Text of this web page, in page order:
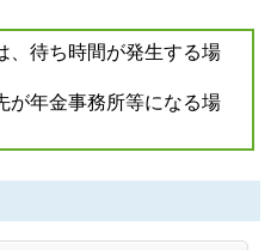
、待ち時間が発生する場
が年金事務所等になる場